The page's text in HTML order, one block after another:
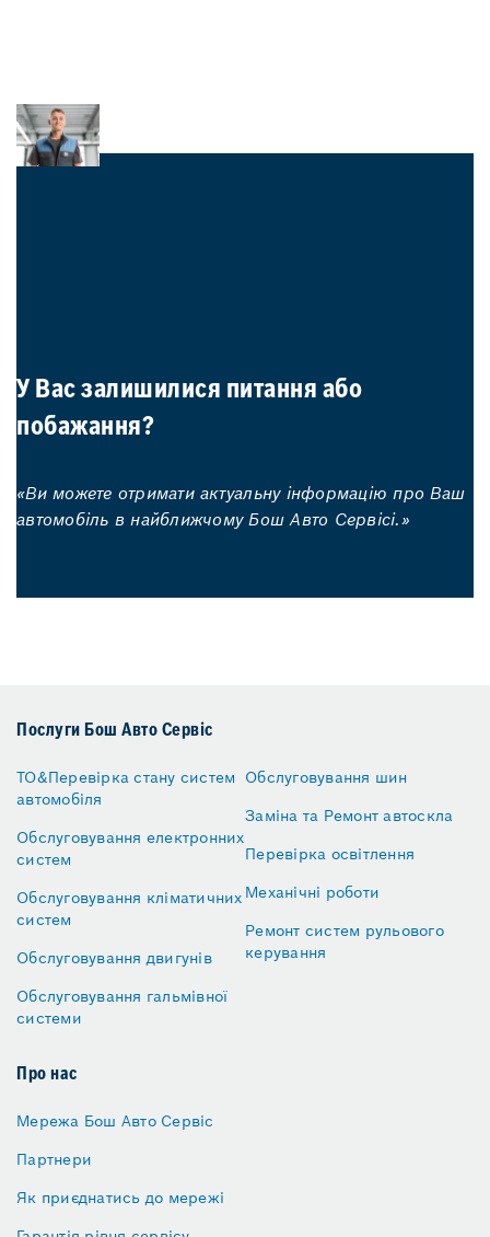
У Вас залишилися питання або
побажання?
«Ви можете отримати актуальну інформацію про Ваш
автомобіль в найближчому Бош Авто Сервісі.»
Послуги Бош Авто Сервіс
ТО&Перевірка стану систем
автомобіля
Обслуговування електронних
систем
Обслуговування кліматичних
систем
Обслуговування двигунів
Обслуговування гальмівної
системи
Обслуговування шин
Заміна та Ремонт автоскла
Перевірка освітлення
Механічні роботи
Ремонт систем рульового
керування
Про нас
Мережа Бош Авто Сервіс
Партнери
Як приєднатись до мережі